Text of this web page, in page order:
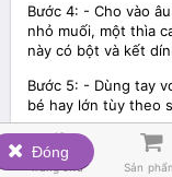
Bước 4: - Cho vào
nhỏ muối, một thìa
này có bột và kết
Bước 5: - Dùng tay
bé hay lớn tùy theo
Bước 6: - Đun nóng

Trang chủ

Sản
 Đóng